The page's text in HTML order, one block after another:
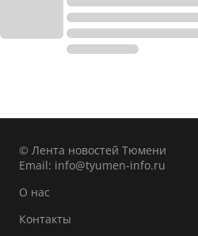
© Лента новостей Тюмени
Email: info@tyumen-info.ru
О нас
Контакты